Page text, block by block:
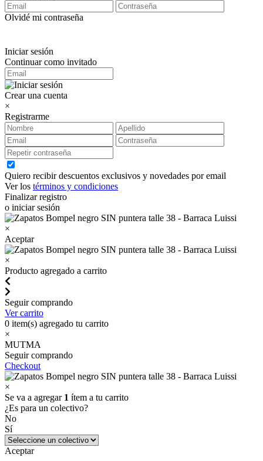
Olvidé mi contraseña
Iniciar sesión
Continuar como invitado
Crear una cuenta
×
Registrarme
Quiero recibir descuentos exclusivos y novedades por email
Ver los términos y condiciones
Finalizar registro
o iniciar sesión
×
Aceptar
×
Producto agregado a carrito
Seguir comprando
Ver carrito
0 item(s) agregado tu carrito
×
MUTMA
Seguir comprando
Checkout
×
Se va a agregar 1 ítem a tu carrito
¿Es para un colectivo?
No
Sí
Aceptar